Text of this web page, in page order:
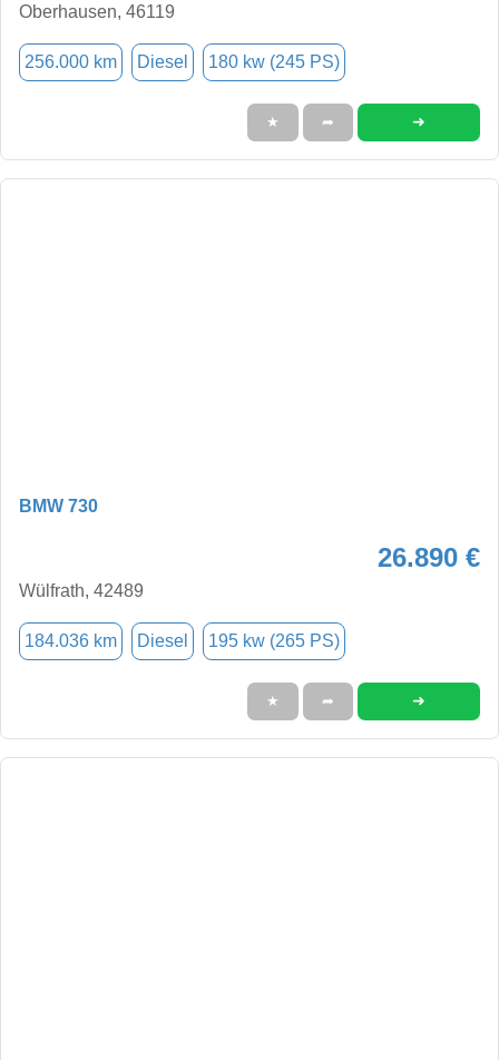
Oberhausen, 46119
256.000 km Diesel 180 kw (245 PS)
★ ➦ ➜
BMW 730
26.890 €
Wülfrath, 42489
184.036 km Diesel 195 kw (265 PS)
★ ➦ ➜